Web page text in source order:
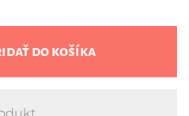
do košíka